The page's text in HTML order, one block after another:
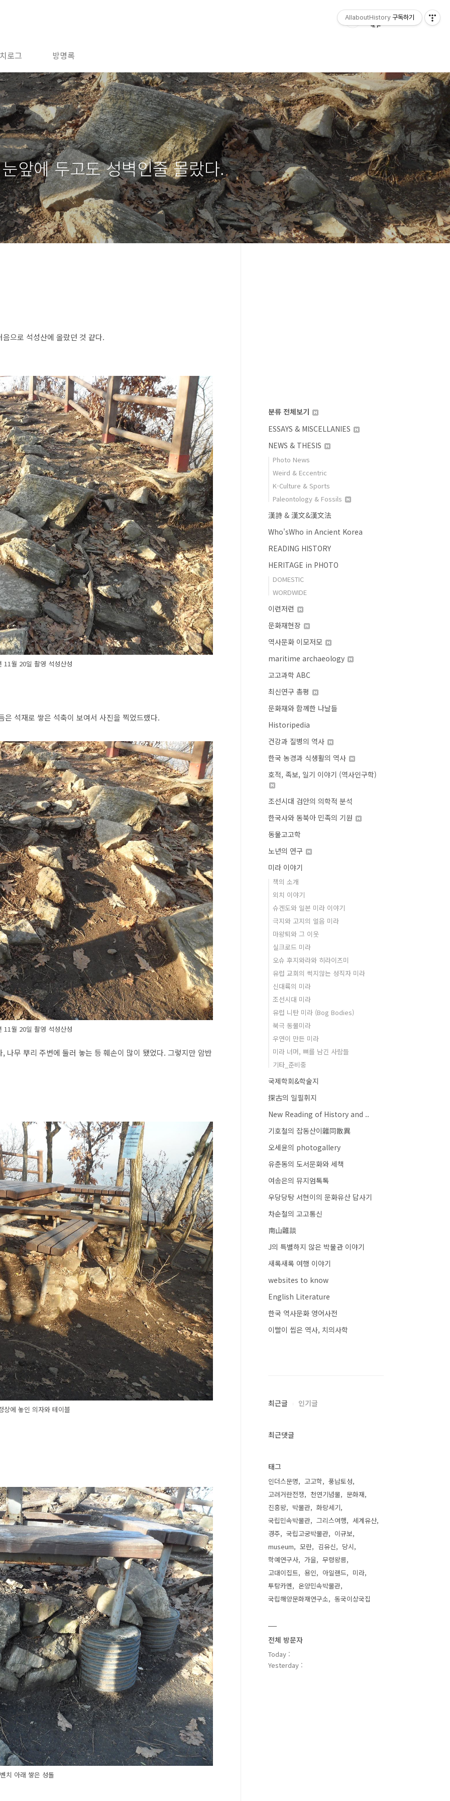
로그 방명록
앞에 두고도 성벽인줄 몰랐다.
으로 석성산에 올랐던 것 같다.
11월 20일 촬영 석성산성
석재로 쌓은 석축이 보여서 사진을 찍었드랬다.
11월 20일 촬영 석성산성
나무 뿌리 주변에 둘러 놓는 등 훼손이 많이 됐었다. 그렇지만 암반
상에 놓인 의자와 테이블
벤치 아래 쌓은 성돌
분류 전체보기
ESSAYS & MISCELLANIES
NEWS & THESIS
Photo News
Weird & Eccentric
K-Culture & Sports
Paleontology & Fossils
漢詩 & 漢文&漢文法
Who'sWho in Ancient Korea
READING HISTORY
HERITAGE in PHOTO
DOMESTIC
WORDWIDE
이런저런
문화재현장
역사문화 이모저모
maritime archaeology
고고과학 ABC
최신연구 총평
문화재와 함께한 나날들
Historipedia
건강과 질병의 역사
한국 농경과 식생활의 역사
호적, 족보, 일기 이야기 (역사인구학)
조선시대 검안의 의학적 분석
한국사와 동북아 민족의 기원
동물고고학
노년의 연구
미라 이야기
책의 소개
외치 이야기
슈겐도와 일본 미라 이야기
극지와 고지의 얼음 미라
마왕퇴와 그 이웃
실크로드 미라
오슈 후지와라와 히라이즈미
유럽 교회의 썩지않는 성직자 미라
신대륙의 미라
조선시대 미라
유럽 니탄 미라 (Bog Bodies)
북극 동물미라
우연이 만든 미라
미라 너머, 뼈를 남긴 사람들
기타_준비중
국제학회&학술지
探古의 일필휘지
New Reading of History and ..
기호철의 잡동산이雜同散異
오세윤의 photogallery
유춘동의 도서문화와 세책
여송은의 뮤지엄톡톡
우당당탕 서현이의 문화유산 답사기
차순철의 고고통신
南山雜談
J의 특별하지 않은 박물관 이야기
새록새록 여행 이야기
websites to know
English Literature
한국 역사문화 영어사전
이빨이 씹은 역사, 치의사학
최근글 인기글
최근댓글
태그
인더스문명 고고학
풍납토성
고려거란전쟁
천연기념물
문화재
진흥왕
박물관
화랑세기
국립민속박물관
그리스여행
세계유산
경주
국립고궁박물관
이규보
museum
모란 김유신
당시
학예연구사
가을
무령왕릉
고대이집트
용인 아일랜드
미라
투탕카멘
온양민속박물관
국립해양문화재연구소
동국이상국집
전체 방문자
Today :
Yesterday :
AllaboutHistory 구독하기